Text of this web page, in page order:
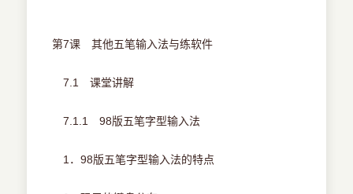
第7课 其他五笔输入法与练软件
7.1 课堂讲解
7.1.1 98版五笔字型输入法
1．98版五笔字型输入法的特点